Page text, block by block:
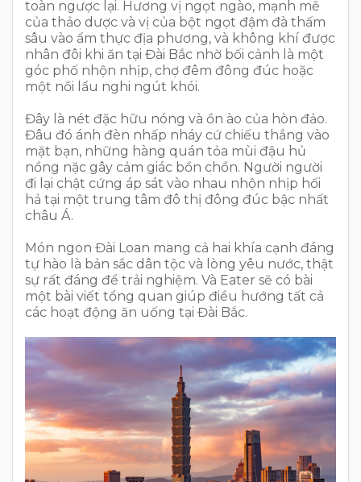
toàn ngược lại. Hương vị ngọt ngào, mạnh mẽ
của thảo dược và vị của bột ngọt đậm đà thấm
sâu vào ẩm thực địa phương, và không khí được
nhân đôi khi ăn tại Đài Bắc nhờ bối cảnh là một
góc phố nhộn nhịp, chợ đêm đông đúc hoặc
một nồi lẩu nghi ngút khói.
Đây là nét đặc hữu nóng và ồn ào của hòn đảo.
Đâu đó ánh đèn nhấp nháy cứ chiếu thẳng vào
mặt bạn, những hàng quán tỏa mùi đậu hủ
nồng nặc gây cảm giác bồn chồn. Người người
đi lại chật cứng áp sát vào nhau nhộn nhịp hối
hả tại một trung tâm đô thị đông đúc bậc nhất
châu Á.
Món ngon Đài Loan mang cả hai khía cạnh đáng
tự hào là bản sắc dân tộc và lòng yêu nước, thật
sự rất đáng để trải nghiệm. Và Eater sẽ có bài
một bài viết tổng quan giúp điều hướng tất cả
các hoạt động ăn uống tại Đài Bắc.